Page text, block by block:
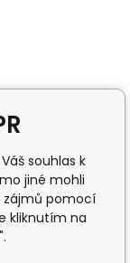
souhlas k
jiné mohli
zájmů pomocí
kliknutím na